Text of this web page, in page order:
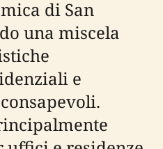
di San
una miscela
e